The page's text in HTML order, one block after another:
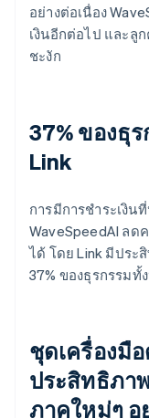
อย่างต่อเนื่อง
เงินอีกต่อไป และลู
ชะงัก
37% ของธุ
Link
การมีการชำระเงิ
WaveSpeedAI ลด
ได้ โดย Link มีประ
37% ของธุรกรรม
ชุดเครื่องมื
ประสิทธิภา
ภาคใหม่ๆ อ